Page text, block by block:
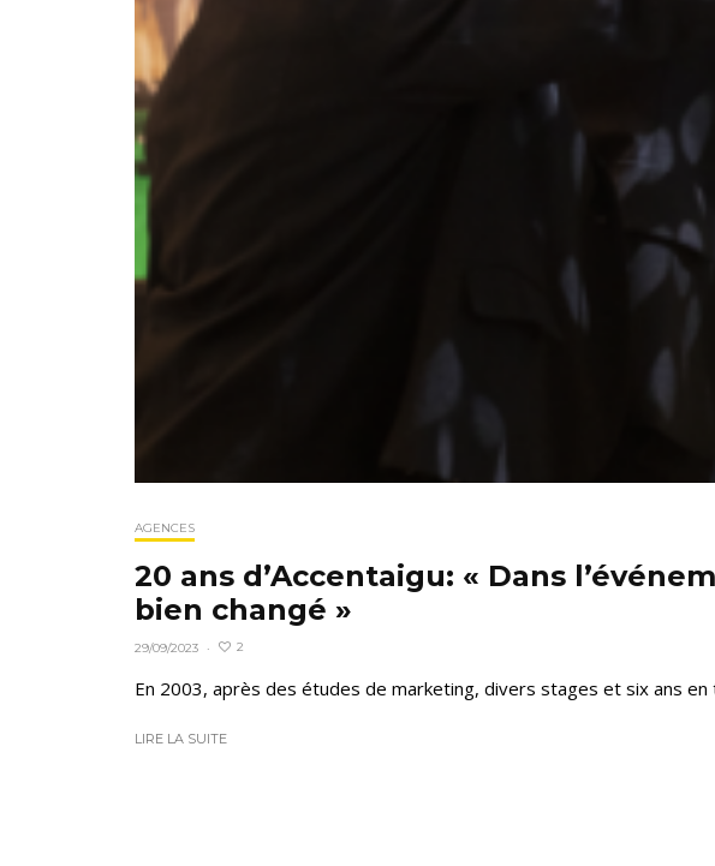
AGENCES
20 ans d’Accentaigu: « Dans
bien changé »
29/09/2023 · 2
En 2003, après des études de marketing, divers stages et six ans
LIRE LA SUITE